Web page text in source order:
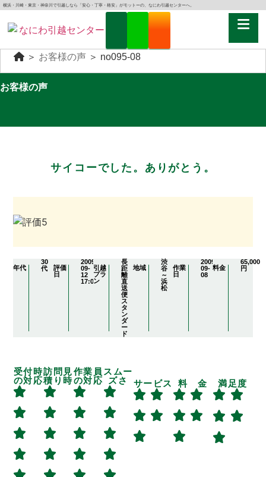
横浜・川崎・東京・神奈川で引越しなら「安心・丁寧・格安」がモットーの、なにわ引越センターへ。
＞ お客様の声 ＞ no095-08
お客様の声
サイコーでした。ありがとう。
年代
30
代
評価
日
2009-
09-
12
17:04:01
引越
プラ
ン
長
距
離
直
送
便
ス
タ
ン
ダ
ー
ド
地域
渋
谷
～
浜
松
作業
日
2009-
09-
08
料金
65,000
円
受付時
の対応
訪問見
積り時
作業員
の対応
スムー
ズさ
サービス 料 金 満足度